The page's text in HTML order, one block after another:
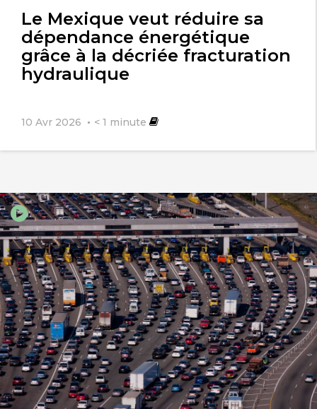
Le Mexique veut réduire sa
dépendance énergétique
grâce à la décriée fracturation
hydraulique
10 Avr 2026 < 1 minute